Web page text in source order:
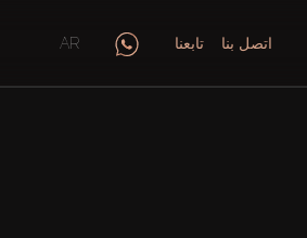
AR تابعنا اتصل بنا